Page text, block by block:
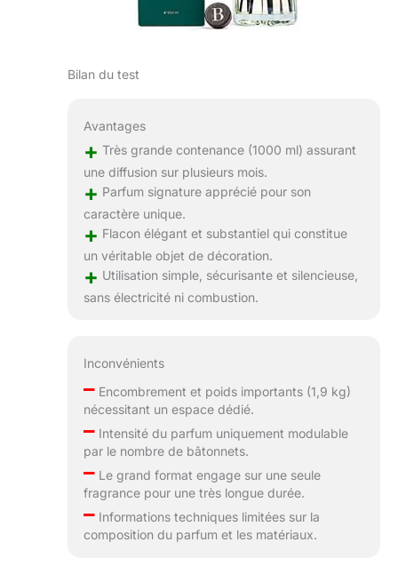
Bilan du test
Avantages
+ Très grande contenance (1000 ml) assurant
une diffusion sur plusieurs mois.
+ Parfum signature apprécié pour son
caractère unique.
+ Flacon élégant et substantiel qui constitue
un véritable objet de décoration.
+ Utilisation simple, sécurisante et silencieuse,
sans électricité ni combustion.
Inconvénients
–Encombrement et poids importants (1,9 kg)
nécessitant un espace dédié.
–Intensité du parfum uniquement modulable
par le nombre de bâtonnets.
–Le grand format engage sur une seule
fragrance pour une très longue durée.
–Informations techniques limitées sur la
composition du parfum et les matériaux.